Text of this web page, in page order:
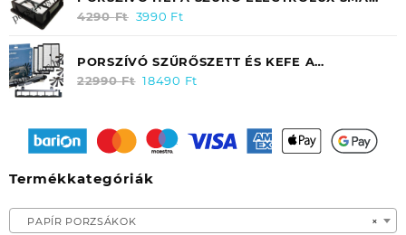
300/ 350 / ZANUSSI ZAN 3435 EF31
4290Ft Original
was:
3990 FtCurrent
is:
PORSZÍVÓ SZŰRŐSZETT ÉS KEFE A
ELECTROLUX PUREI9 ROBOTPORSZÍVÓHOZ
22990Ft Original
22990 Ft.
18490 FtCurrent
18490 Ft.
Termékkategóriák
×
PAPÍR PORZSÁKOK